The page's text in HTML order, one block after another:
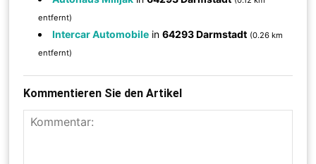
entfernt)
Intercar Automobile in64293 Darmstadt (0.26 km
entfernt)
Kommentieren Sie den Artikel